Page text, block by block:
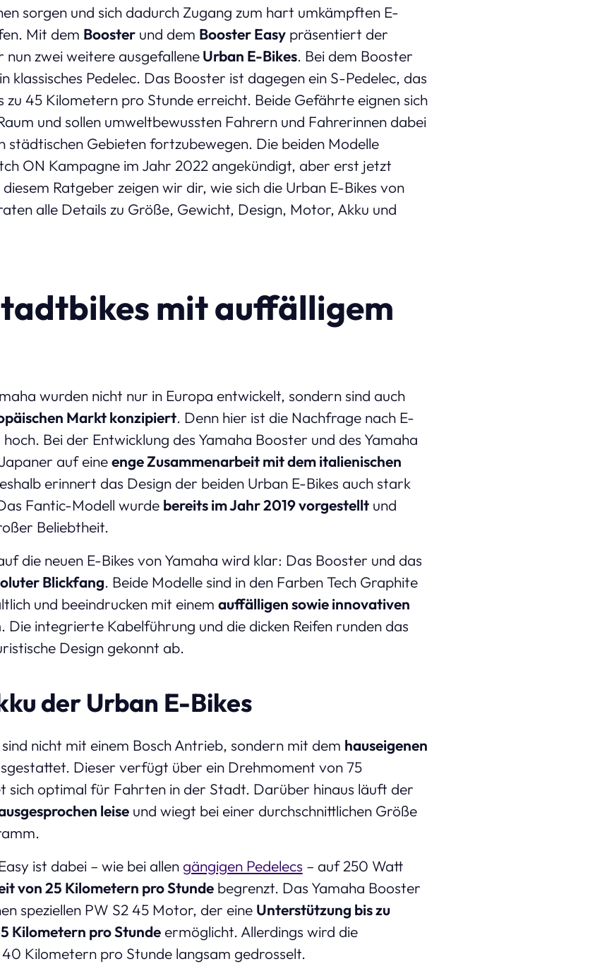
sorgen und sich dadurch Zugang zum hart umkämpften E-
Mit dem Boosterund dem Booster Easypräsentiert der
zwei weitere ausgefalleneUrban E-Bikes. Bei dem Booster
klassisches Pedelec. Das Booster ist dagegen ein S-Pedelec, das
zu 45 Kilometern pro Stunde erreicht. Beide Gefährte eignen sich
und sollen umweltbewussten Fahrern und Fahrerinnen dabei
städtischen Gebieten fortzubewegen. Die beiden Modelle
ON Kampagne im Jahr 2022 angekündigt, aber erst jetzt
Ratgeber zeigen wir dir, wie sich die Urban E-Bikes von
alle Details zu Größe, Gewicht, Design, Motor, Akku und
mit auffälligem
wurden nicht nur in Europa entwickelt, sondern sind auch
Markt konzipiert. Denn hier ist die Nachfrage nach E-
Bei der Entwicklung des Yamaha Booster und des Yamaha
auf eineenge Zusammenarbeit mit dem italienischen
erinnert das Design der beiden Urban E-Bikes auch stark
Fantic-Modell wurde bereits im Jahr 2019 vorgestelltund
Beliebtheit.
die neuen E-Bikes von Yamaha wird klar: Das Booster und das
Blickfang. Beide Modelle sind in den Farben Tech Graphite
und beeindrucken mit einem auffälligen sowie innovativen
. Die integrierte Kabelführung und die dicken Reifen runden das
Design gekonnt ab.
der Urban E-Bikes
nicht mit einem Bosch Antrieb, sondern mit dem hauseigenen
Dieser verfügt über ein Drehmoment von 75
sich optimal für Fahrten in der Stadt. Darüber hinaus läuft der
leiseund wiegt bei einer durchschnittlichen Größe
ist dabei – wie bei allengängigen Pedelecs – auf 250 Watt
von 25 Kilometern pro Stundebegrenzt. Das Yamaha Booster
speziellen PW S2 45 Motor, der eine Unterstützung bis zu
Kilometern pro Stundeermöglicht. Allerdings wird die
Kilometern pro Stunde langsam gedrosselt.